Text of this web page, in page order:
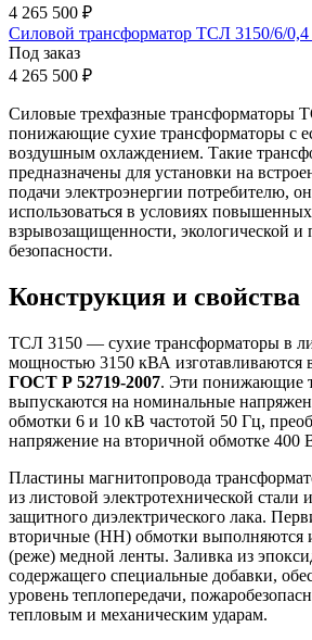
4 265 500 ₽
Силовой трансформатор ТСЛ 3150/6/0,4
Под заказ
4 265 500 ₽
Силовые трехфазные трансформаторы
понижающие сухие трансформаторы с
воздушным охлаждением. Такие
предназначены для установки на
подачи электроэнергии потребителю,
использоваться в условиях
взрывозащищенности, экологической и
безопасности.
Конструкция и свойства
ТСЛ 3150 — сухие трансформаторы в
мощностью 3150 кВА изготавливаются
ГОСТ Р 52719-2007. Эти понижающие
выпускаются на номинальные
обмотки 6 и 10 кВ частотой 50 Гц,
напряжение на вторичной обмотке 400
Пластины магнитопровода
из листовой электротехнической
защитного диэлектрического лака.
вторичные (НН) обмотки выполняются
(реже) медной ленты. Заливка из
содержащего специальные добавки,
уровень теплопередачи,
тепловым и механическим ударам.